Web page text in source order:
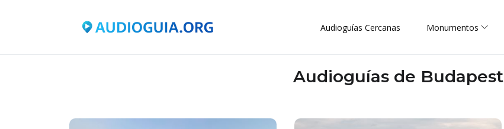
Audioguías Cercanas Monumentos
Audioguías de Budapest